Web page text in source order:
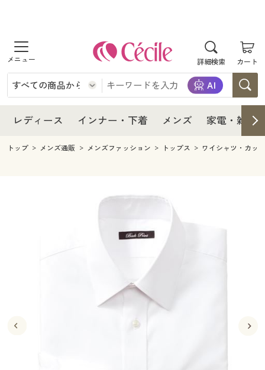
詳細検索 カート
商品を探す
レディース
レディースファッション
インナー・下着
インナー・下着通販すべて
メンズ
制服・スクールすべて
レディース インナー・下着 メンズ 家電・雑貨
レディース
レディース通販すべて
レディースファッション
インナー・下着
インナー・下着通販すべて
ジュニア・ティーンズ下着
メンズ
寝具・インテリア・家具通販すべて
カーテン・ラグ・ファブリック
大きいサイズ通販すべて
トップ メンズ通販 メンズファッション トップス ワイシャツ・カッ